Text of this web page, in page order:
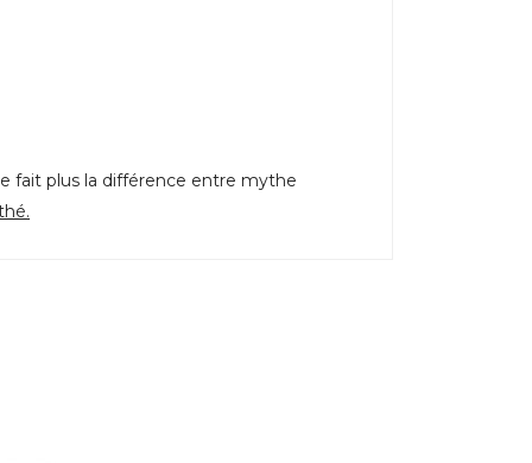
fait plus la différence entre mythe